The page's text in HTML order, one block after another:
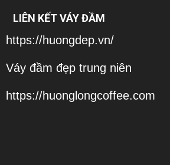
LIÊN KẾT VÁY ĐẦM
https://huongdep.vn/
Váy đầm đẹp trung niên
https://huonglongcoffee.com